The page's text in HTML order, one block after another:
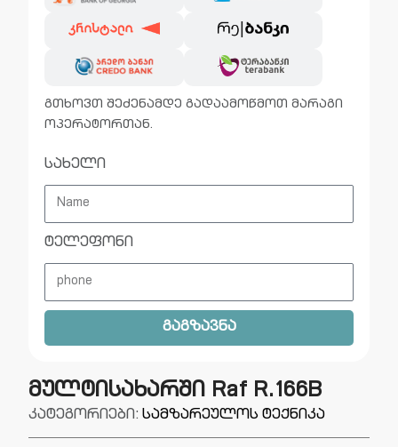
გთხოვთ შეძენამდე გადაამოწმოთ მარაგი
ოპერატორთან.
სახელი
ტელეფონი
გაგზავნა
მულტისახარში Raf R.166B
კატეგორიები: სამზარეულოს ტექნიკა